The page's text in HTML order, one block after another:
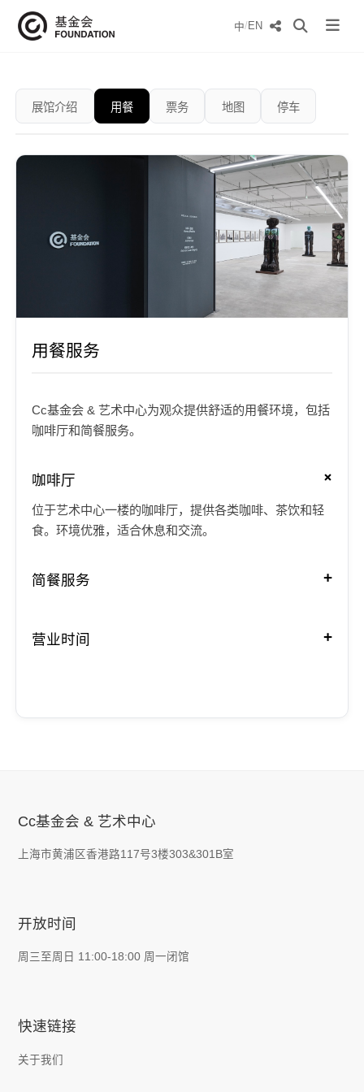
中/EN
展馆介绍 用餐 票务 地图 停车
用餐服务
Cc基金会 & 艺术中心为观众提供舒适的用餐环境，包括
咖啡厅和简餐服务。
咖啡厅
位于艺术中心一楼的咖啡厅，提供各类咖啡、茶饮和轻
食。环境优雅，适合休息和交流。
简餐服务
营业时间
Cc基金会 & 艺术中心
上海市黄浦区香港路117号3楼303&301B室
开放时间
周三至周日 11:00-18:00 周一闭馆
快速链接
关于我们